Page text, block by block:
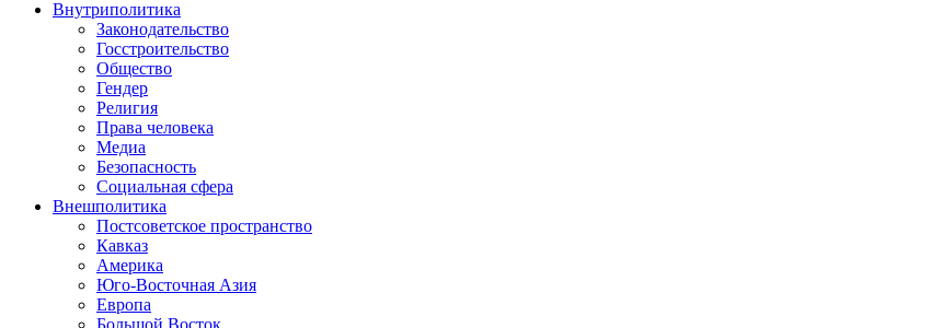
Внутриполитика
Законодательство
Госстроительство
Общество
Гендер
Религия
Права человека
Медиа
Безопасность
Социальная сфера
Внешполитика
Постсоветское пространство
Кавказ
Америка
Юго-Восточная Азия
Европа
Большой Восток